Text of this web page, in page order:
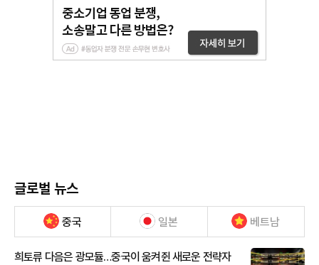
글로벌 뉴스
중국 일본 베트남
희토류 다음은 광모듈…중국이 움켜쥔 새로운 전략자